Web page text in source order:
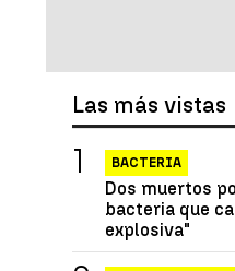
Las más vistas
BACTERIA
Dos muertos
bacteria que
explosiva"